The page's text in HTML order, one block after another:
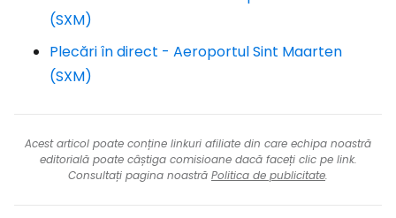
(SXM)
Plecări în direct - Aeroportul Sint Maarten
(SXM)
Acest articol poate conține linkuri afiliate din care echipa noastră
editorială poate câștiga comisioane dacă faceți clic pe link.
Consultați pagina noastră Politica de publicitate.